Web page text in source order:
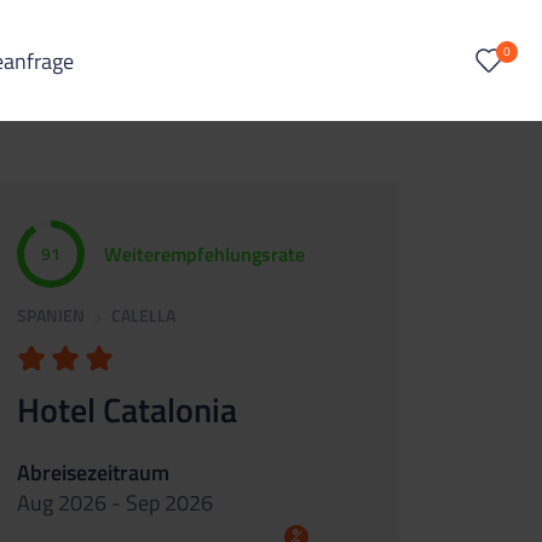
0
91 Weiterempfehlungsrate
SPANIEN CALELLA
Hotel Catalonia
Abreisezeitraum
Aug 2026 - Sep 2026